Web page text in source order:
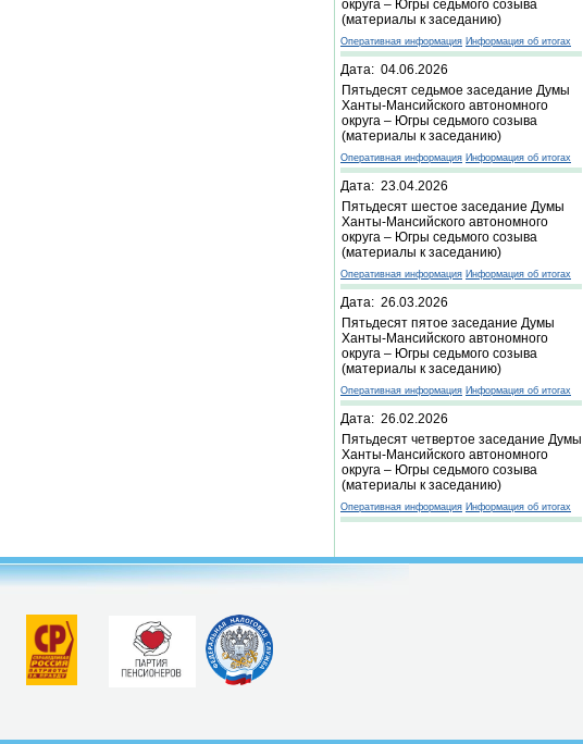
округа – Югры седьмого созыва
(материалы к заседанию)
Оперативная информация Информация об итогах
Дата: 04.06.2026
Пятьдесят седьмое заседание Думы
Ханты-Мансийского автономного
округа – Югры седьмого созыва
(материалы к заседанию)
Оперативная информация Информация об итогах
Дата: 23.04.2026
Пятьдесят шестое заседание Думы
Ханты-Мансийского автономного
округа – Югры седьмого созыва
(материалы к заседанию)
Оперативная информация Информация об итогах
Дата: 26.03.2026
Пятьдесят пятое заседание Думы
Ханты-Мансийского автономного
округа – Югры седьмого созыва
(материалы к заседанию)
Оперативная информация Информация об итогах
Дата: 26.02.2026
Пятьдесят четвертое заседание Думы
Ханты-Мансийского автономного
округа – Югры седьмого созыва
(материалы к заседанию)
Оперативная информация Информация об итогах